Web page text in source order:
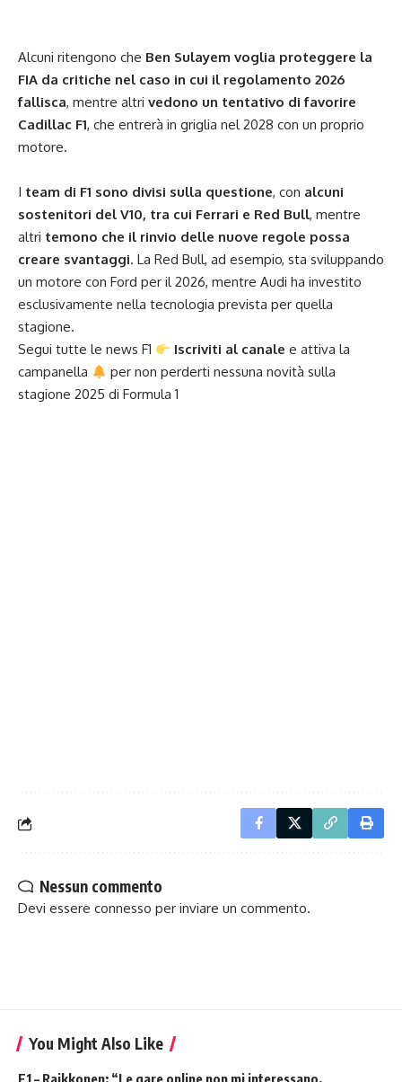
Alcuni ritengono che Ben Sulayem voglia proteggere la
FIA da critiche nel caso in cui il regolamento 2026
fallisca, mentre altri vedono un tentativo di favorire
Cadillac F1, che entrerà in griglia nel 2028 con un proprio
motore.
I team di F1 sono divisi sulla questione, con alcuni
sostenitori del V10, tra cui Ferrari e Red Bull, mentre
altri temono che il rinvio delle nuove regole possa
creare svantaggi. La Red Bull, ad esempio, sta sviluppando
un motore con Ford per il 2026, mentre Audi ha investito
esclusivamente nella tecnologia prevista per quella
stagione.
Segui tutte le news F1
Iscriviti al canale e attiva la
campanella
per non perderti nessuna novità sulla
stagione 2025 di Formula 1
Nessun commento
Devi essere connesso per inviare un commento.
You Might Also Like
F1 – Raikkonen: “Le gare online non mi interessano,